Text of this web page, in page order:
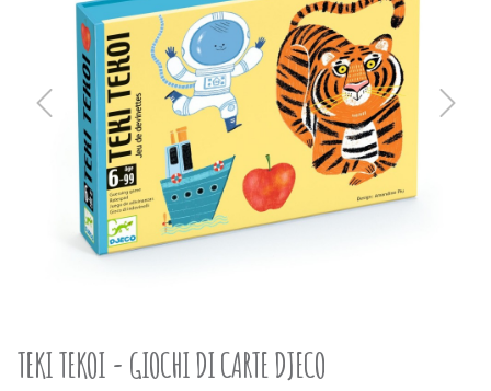
TEKI TEKOI - GIOCHI DI CARTE DJECO